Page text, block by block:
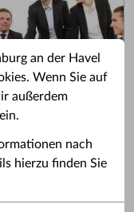
an der Havel
Wenn Sie auf
außerdem
nach
hierzu finden Sie